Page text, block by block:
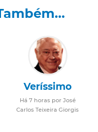
Veríssimo
Há 7 horas por José
Carlos Teixeira Giorgis